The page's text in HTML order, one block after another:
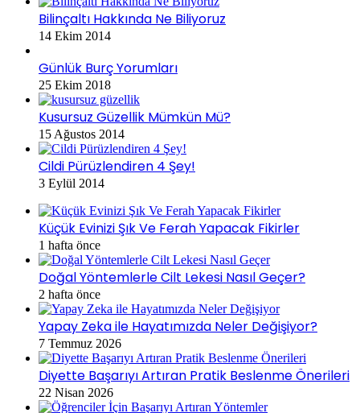
Bilinçaltı Hakkında Ne Biliyoruz
14 Ekim 2014
Günlük Burç Yorumları
25 Ekim 2018
Kusursuz Güzellik Mümkün Mü?
15 Ağustos 2014
Cildi Pürüzlendiren 4 Şey!
3 Eylül 2014
Küçük Evinizi Şık Ve Ferah Yapacak Fikirler
1 hafta önce
Doğal Yöntemlerle Cilt Lekesi Nasıl Geçer?
2 hafta önce
Yapay Zeka ile Hayatımızda Neler Değişiyor?
7 Temmuz 2026
Diyette Başarıyı Artıran Pratik Beslenme Önerileri
22 Nisan 2026